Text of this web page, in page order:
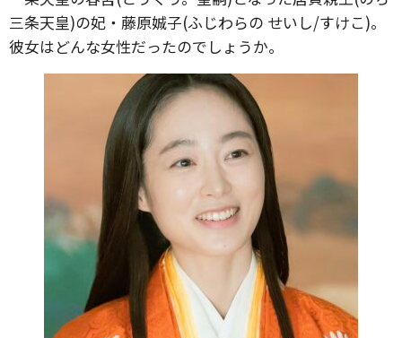
三条天皇)の妃・藤原娍子(ふじわらの せいし/すけこ)。
彼女はどんな女性だったのでしょうか。